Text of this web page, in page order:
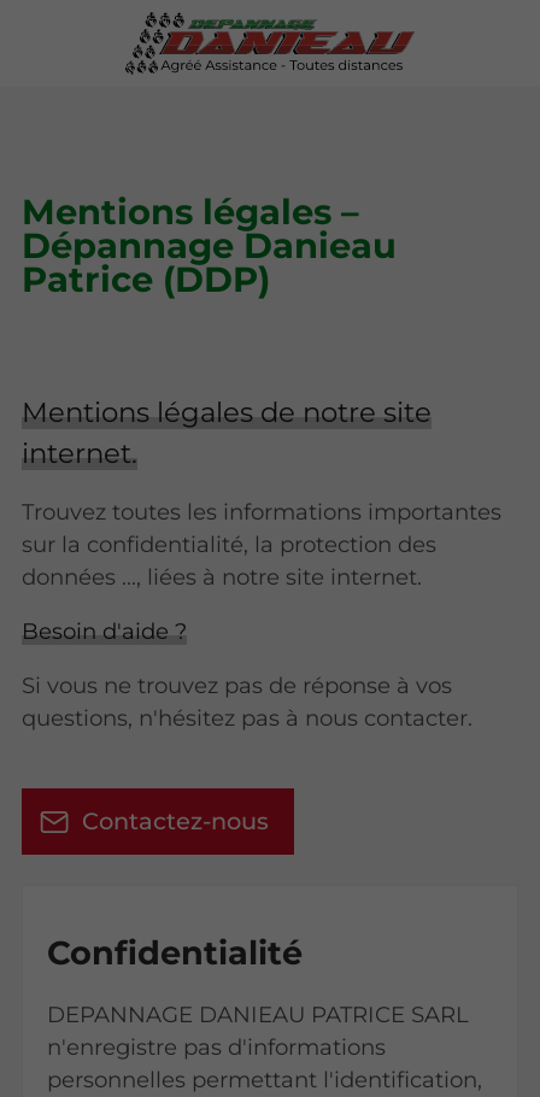
Mentions légales –
Dépannage Danieau
Patrice (DDP)
Mentions légales de notre site
internet.
Trouvez toutes les informations importantes
sur la confidentialité, la protection des
données ..., liées à notre site internet.
Besoin d'aide ?
Si vous ne trouvez pas de réponse à vos
questions, n'hésitez pas à nous contacter.
Contactez-nous
Confidentialité
DEPANNAGE DANIEAU PATRICE SARL
n'enregistre pas d'informations
personnelles permettant l'identification,